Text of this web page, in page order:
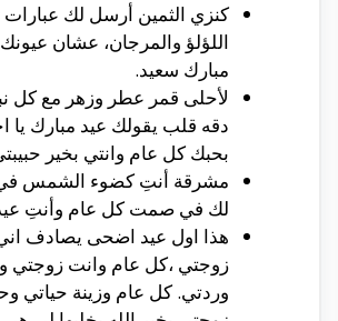
كنزي الثمين أرسل لك عبارات
اللؤلؤ والمرجان، عشان
مبارك سعيد.
لأحلى قمر عطر وزهر مع كل
دقه قلب يقولك عيد مبارك يا
بحبك كل عام وانتي بخير
مشرقة أنتِ كضوء الشمس
لك في صمت كل عام وأنتِ
هذا اول عيد اضحى يصادف
زوجتي ،كل عام وانت زوجتي
وردتي. كل عام وزينة حياتي